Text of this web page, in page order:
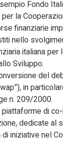
Fondo
la
finanziarie
nello
italiana per
Sviluppo.
del
in
n. 209/2000.
di
dedicate al
iniziative nel